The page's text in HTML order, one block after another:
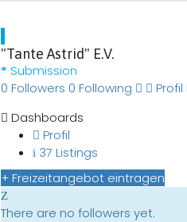
"
"Tante Astrid" E.V.
Submission
0 Followers 0 Following
Dashboards
Profil
37 Listings
+ Freizeitangebot eintragen
There are no followers yet.